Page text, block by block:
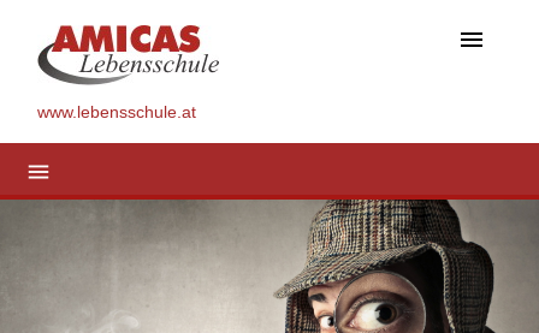
menu
www.lebensschule.at
menu